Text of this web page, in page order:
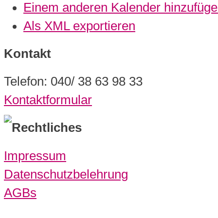
Einem anderen Kalender
Als XML exportieren
Kontakt
Telefon: 040/ 38 63 98 33
Kontaktformular
Rechtliches
Impressum
Datenschutzbelehrung
AGBs